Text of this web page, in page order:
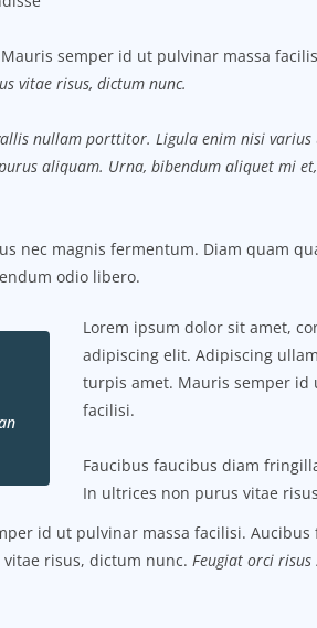
semper id ut pulvinar massa
vitae risus, dictum nunc.
nullam porttitor. Ligula enim nisi varius
aliquam. Urna, bibendum aliquet mi
nec magnis fermentum. Diam quam
odio libero.
Lorem ipsum dolor sit amet,
adipiscing elit. Adipiscing
turpis amet. Mauris semper id
facilisi.
Faucibus faucibus diam
In ultrices non purus vitae
id ut pulvinar massa facilisi. Aucibus
risus, dictum nunc. Feugiat orci risus